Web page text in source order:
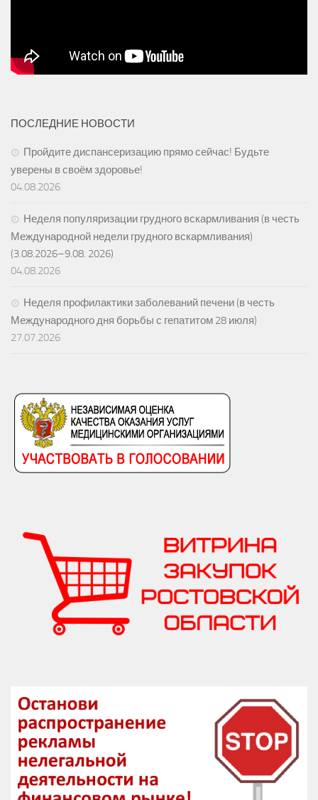
ПОСЛЕДНИЕ НОВОСТИ
Пройдите диспансеризацию прямо сейчас! Будьте
уверены в своём здоровье!
04.08.2026
Неделя популяризации грудного вскармливания (в честь
Международной недели грудного вскармливания)
(3.08.2026–9.08. 2026)
04.08.2026
Неделя профилактики заболеваний печени (в честь
Международного дня борьбы с гепатитом 28 июля)
27.07.2026